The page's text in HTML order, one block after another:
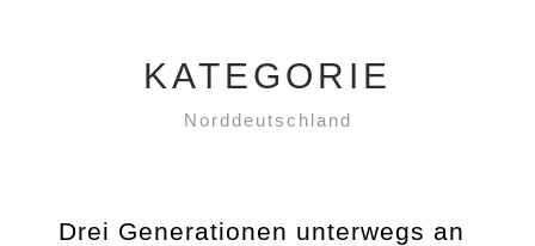
KATEGORIE
Norddeutschland
Drei Generationen unterwegs an